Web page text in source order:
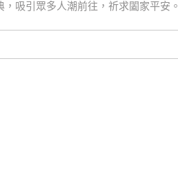
吸引眾多人潮前往，祈求闔家平安。